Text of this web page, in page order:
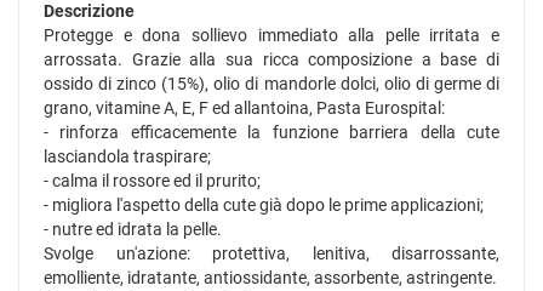
Descrizione
Protegge e dona sollievo immediato alla pelle irritata e
arrossata. Grazie alla sua ricca composizione a base di
ossido di zinco (15%), olio di mandorle dolci, olio di germe di
grano, vitamine A, E, F ed allantoina, Pasta Eurospital:
- rinforza efficacemente la funzione barriera della cute
lasciandola traspirare;
- calma il rossore ed il prurito;
- migliora l'aspetto della cute già dopo le prime applicazioni;
- nutre ed idrata la pelle.
Svolge un'azione: protettiva, lenitiva, disarrossante,
emolliente, idratante, antiossidante, assorbente, astringente.